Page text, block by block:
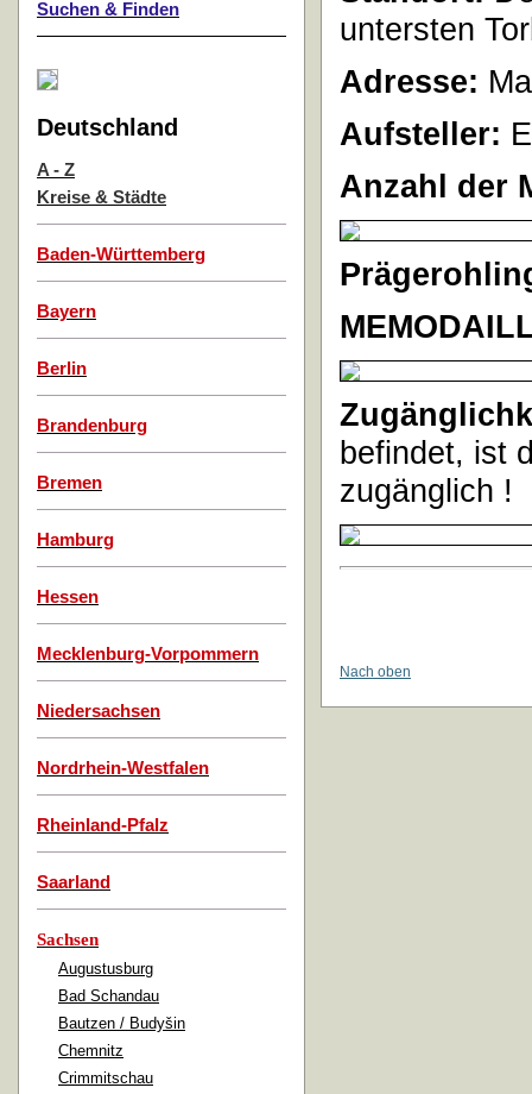
Suchen & Finden
Deutschland
A - Z
Kreise & Städte
Baden-Württemberg
Bayern
Berlin
Brandenburg
Bremen
Hamburg
Hessen
Mecklenburg-Vorpommern
Niedersachsen
Nordrhein-Westfalen
Rheinland-Pfalz
Saarland
Sachsen
Augustusburg
Bad Schandau
Bautzen / Budyšin
Chemnitz
Crimmitschau
untersten
Adresse:
Aufsteller:
Anzahl der
befindet, ist
zugänglich !
Nach oben